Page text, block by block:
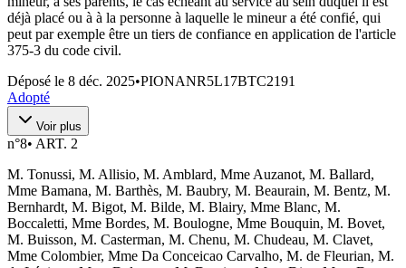
déjà placé ou à à la personne à laquelle le mineur a été confié, qui
peut par exemple être un tiers de confiance en application de l'article
375-3 du code civil.
Déposé le 8 déc. 2025•PIONANR5L17BTC2191
Adopté
Voir plus
n°8• ART. 2
M. Tonussi, M. Allisio, M. Amblard, Mme Auzanot, M. Ballard,
Mme Bamana, M. Barthès, M. Baubry, M. Beaurain, M. Bentz, M.
Bernhardt, M. Bigot, M. Bilde, M. Blairy, Mme Blanc, M.
Boccaletti, Mme Bordes, M. Boulogne, Mme Bouquin, M. Bovet,
M. Buisson, M. Casterman, M. Chenu, M. Chudeau, M. Clavet,
Mme Colombier, Mme Da Conceicao Carvalho, M. de Fleurian, M.